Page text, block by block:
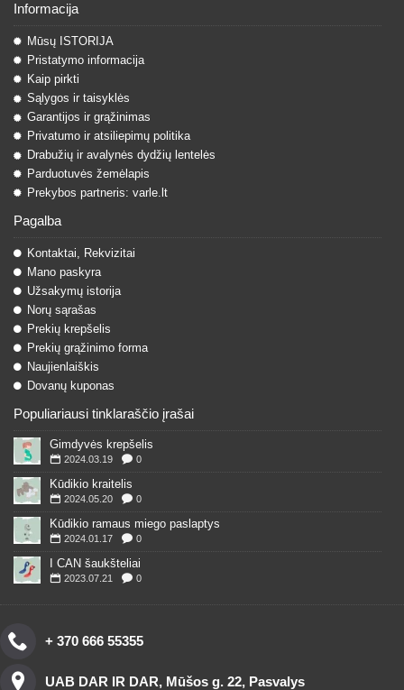
Informacija
Mūsų ISTORIJA
Pristatymo informacija
Kaip pirkti
Sąlygos ir taisyklės
Garantijos ir grąžinimas
Privatumo ir atsiliepimų politika
Drabužių ir avalynės dydžių lentelės
Parduotuvės žemėlapis
Prekybos partneris: varle.lt
Pagalba
Kontaktai, Rekvizitai
Mano paskyra
Užsakymų istorija
Norų sąrašas
Prekių krepšelis
Prekių grąžinimo forma
Naujienlaiškis
Dovanų kuponas
Populiariausi tinklaraščio įrašai
Gimdyvės krepšelis
2024.03.19 0
Kūdikio kraitelis
2024.05.20 0
Kūdikio ramaus miego paslaptys
2024.01.17 0
I CAN šaukšteliai
2023.07.21 0
+ 370 666 55355
UAB DAR IR DAR, Mūšos g. 22, Pasvalys